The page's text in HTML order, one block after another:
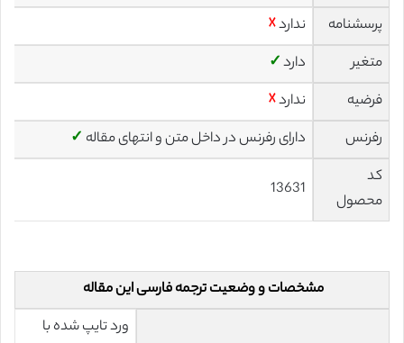
پرسشنامه ندارد☓
متغیر
دارد✓
فرضیه
ندارد☓
رفرنس
دارای رفرنس در داخل متن و انتهای مقاله ✓
کد
محصول
13631
مشخصات و وضعیت ترجمه فارسی این مقاله
ورد تایپ شده با